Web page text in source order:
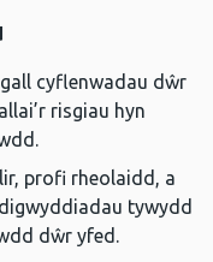
cyflenwadau dŵr
risgiau hyn
profi rheolaidd, a
tywydd
dŵr yfed.